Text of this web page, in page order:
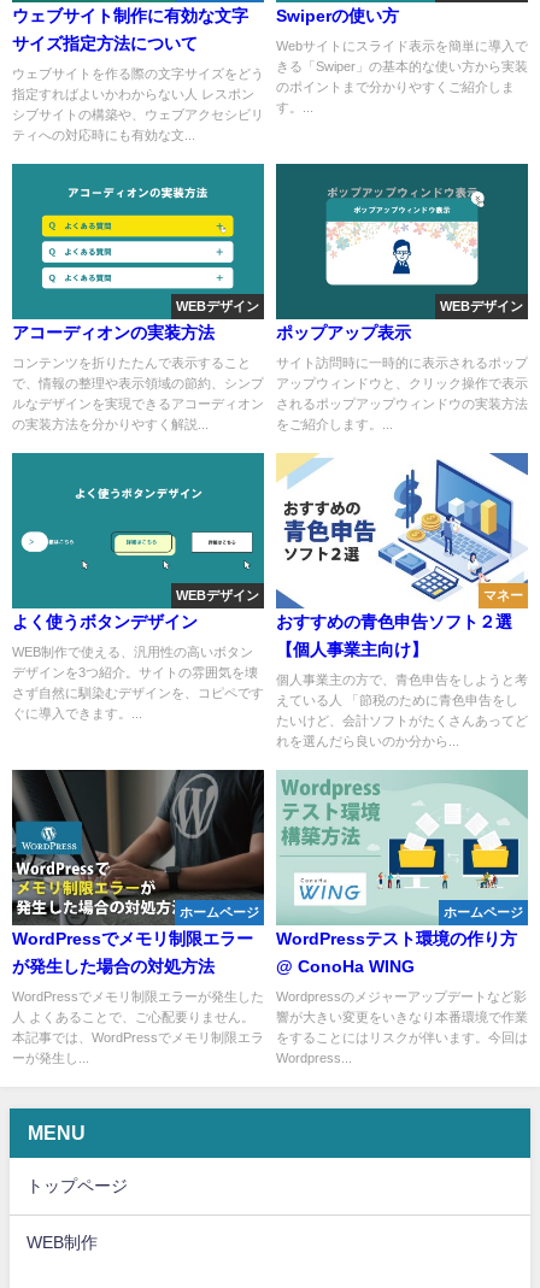
ウェブサイト制作に有効な文字
サイズ指定方法について
ウェブサイトを作る際の文字サイズをどう
指定すればよいかわからない人 レスポン
シブサイトの構築や、ウェブアクセシビリ
ティへの対応時にも有効な文...
Swiperの使い方
Webサイトにスライド表示を簡単に導入で
きる「Swiper」の基本的な使い方から実装
のポイントまで分かりやすくご紹介しま
す。...
WEBデザイン
アコーディオンの実装方法
コンテンツを折りたたんで表示すること
で、情報の整理や表示領域の節約、シンプ
ルなデザインを実現できるアコーディオン
の実装方法を分かりやすく解説...
WEBデザイン
ポップアップ表示
サイト訪問時に一時的に表示されるポップ
アップウィンドウと、クリック操作で表示
されるポップアップウィンドウの実装方法
をご紹介します。...
WEBデザイン
よく使うボタンデザイン
WEB制作で使える、汎用性の高いボタン
デザインを3つ紹介。サイトの雰囲気を壊
さず自然に馴染むデザインを、コピペです
ぐに導入できます。...
マネー
おすすめの青色申告ソフト２選
【個人事業主向け】
個人事業主の方で、青色申告をしようと考
えている人 「節税のために青色申告をし
たいけど、会計ソフトがたくさんあってど
れを選んだら良いのか分から...
ホームページ
WordPressでメモリ制限エラー
が発生した場合の対処方法
WordPressでメモリ制限エラーが発生した
人 よくあることで、ご心配要りません。
本記事では、WordPressでメモリ制限エラ
ーが発生し...
ホームページ
WordPressテスト環境の作り方
@ ConoHa WING
Wordpressのメジャーアップデートなど影
響が大きい変更をいきなり本番環境で作業
をすることにはリスクが伴います。今回は
Wordpress...
MENU
トップページ
WEB制作